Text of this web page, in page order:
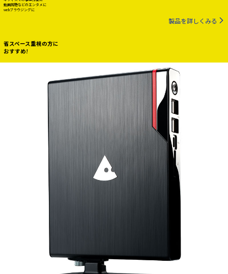
動画視聴などのエンタメに
webブラウジングに
製品を詳しくみる
省スペース重視の方に
おすすめ!